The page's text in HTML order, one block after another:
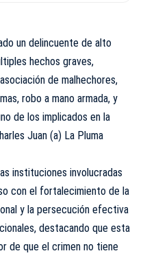
un delincuente de alto
hechos graves,
de malhechores,
robo a mano armada, y
de los implicados en la
Juan (a) La Pluma
instituciones involucradas
con el fortalecimiento de la
y la persecución efectiva
destacando que esta
de que el crimen no tiene